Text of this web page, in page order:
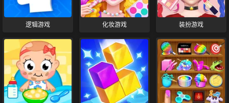
逻辑游戏 化妆游戏 装扮游戏